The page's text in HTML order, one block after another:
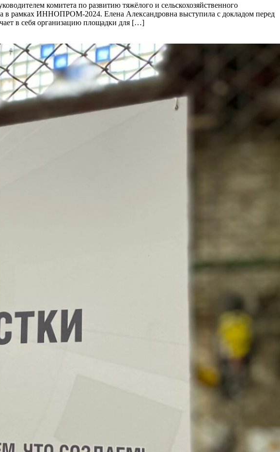
комитета по развитию тяжёлого и сельскохозяйственного
в рамках ИННОПРОМ-2024. Елена Александровна выступила с докладом перед
в себя организацию площадки для […]